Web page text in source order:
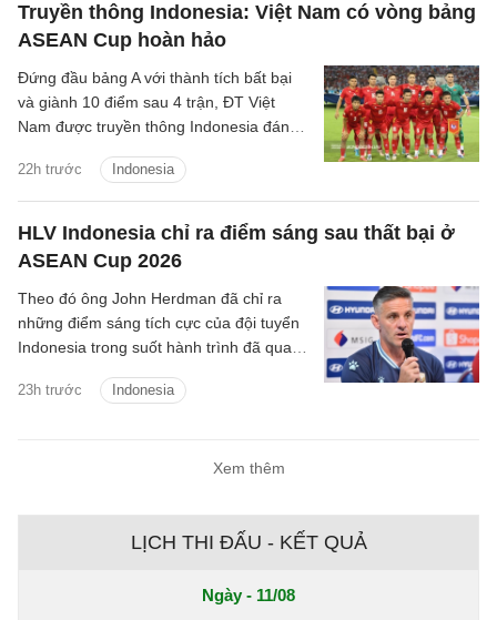
Truyền thông Indonesia: Việt Nam có vòng bảng
ASEAN Cup hoàn hảo
22h trước Indonesia
Đứng đầu bảng A với thành tích bất bại
và giành 10 điểm sau 4 trận, ĐT Việt
Nam được truyền thông Indonesia đánh
địch.
HLV Indonesia chỉ ra điểm sáng sau thất bại ở
ASEAN Cup 2026
23h trước Indonesia
Theo đó ông John Herdman đã chỉ ra
những điểm sáng tích cực của đội tuyển
Indonesia trong suốt hành trình đã qua
Xem thêm
LỊCH THI ĐẤU - KẾT QUẢ
Ngày - 11/08